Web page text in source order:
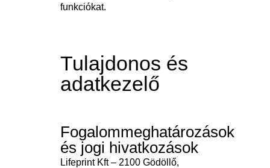
funkciókat.
Tulajdonos és
adatkezelő
Fogalommeghatározások
és jogi hivatkozások
Lifeprint Kft – 2100 Gödöllő,